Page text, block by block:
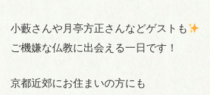
小藪さんや月亭方正さんなどゲストも
ご機嫌な仏教に出会える一日です！
京都近郊にお住まいの方にも